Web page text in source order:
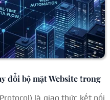
đổi bộ mặt Website trong
là giao thức kết nối